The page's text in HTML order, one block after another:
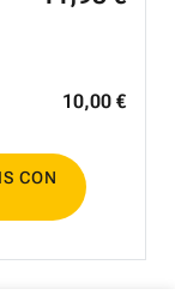
10,00 €
CON